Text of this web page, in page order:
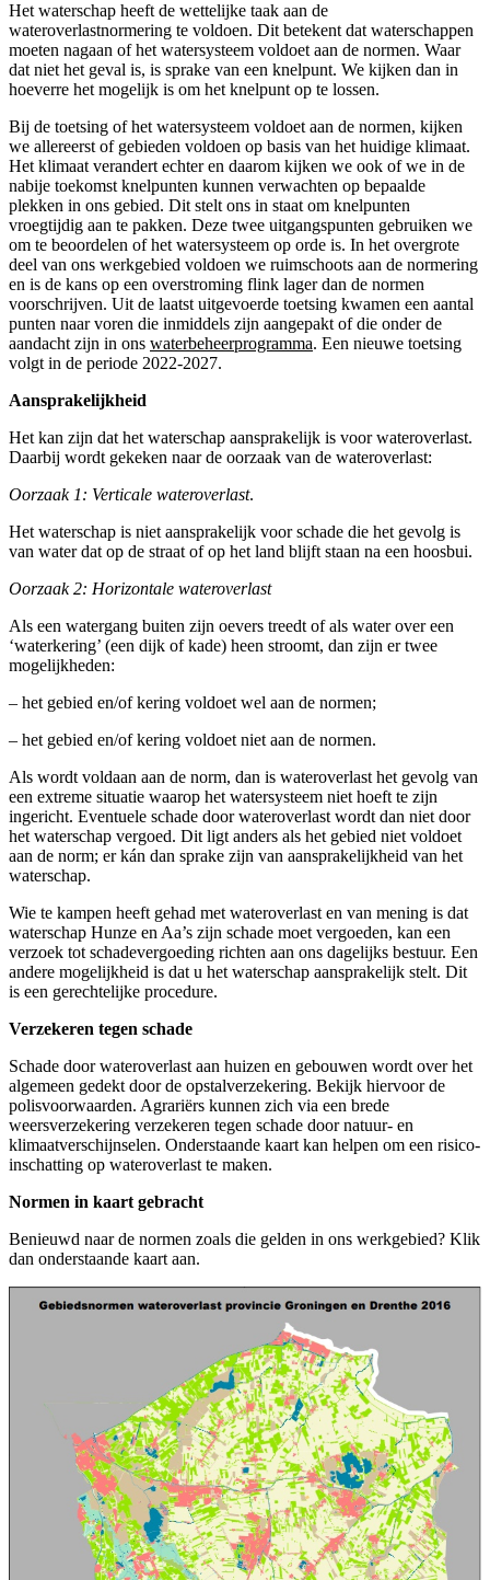
Het waterschap heeft de wettelijke taak aan de
wateroverlastnormering te voldoen. Dit betekent dat waterschappen
moeten nagaan of het watersysteem voldoet aan de normen. Waar
dat niet het geval is, is sprake van een knelpunt. We kijken dan in
hoeverre het mogelijk is om het knelpunt op te lossen.
Bij de toetsing of het watersysteem voldoet aan de normen, kijken
we allereerst of gebieden voldoen op basis van het huidige klimaat.
Het klimaat verandert echter en daarom kijken we ook of we in de
nabije toekomst knel­punten kunnen verwachten op bepaal­de
plekken in ons gebied. Dit stelt ons in staat om knelpunten
vroegtijdig aan te pakken. Deze twee uitgangspunten gebruiken we
om te beoordelen of het watersysteem op orde is. In het overgrote
deel van ons werkgebied voldoen we ruimschoots aan de normering
en is de kans op een overstroming flink lager dan de normen
voorschrijven. Uit de laatst uitgevoerde toetsing kwamen een aantal
punten naar voren die inmiddels zijn aangepakt of die onder de
aandacht zijn in ons waterbeheerprogramma. Een nieuwe toetsing
volgt in de periode 2022-2027.
Aansprakelijkheid
Het kan zijn dat het waterschap aansprakelijk is voor wateroverlast.
Daarbij wordt gekeken naar de oorzaak van de wateroverlast:
Oorzaak 1: Verticale wateroverlast.
Het waterschap is niet aansprakelijk voor schade die het gevolg is
van water dat op de straat of op het land blijft staan na een hoosbui.
Oorzaak 2: Horizontale wateroverlast
Als een watergang buiten zijn oevers treedt of als water over een
‘waterkering’ (een dijk of kade) heen stroomt, dan zijn er twee
mogelijkheden:
– het gebied en/of kering voldoet wel aan de normen;
– het gebied en/of kering voldoet niet aan de normen.
Als wordt voldaan aan de norm, dan is wateroverlast het gevolg van
een extreme situatie waarop het watersysteem niet hoeft te zijn
ingericht. Eventuele schade door wateroverlast wordt dan niet door
het waterschap vergoed. Dit ligt anders als het gebied niet voldoet
aan de norm; er kán dan sprake zijn van aansprakelijkheid van het
waterschap.
Wie te kampen heeft gehad met wateroverlast en van mening is dat
waterschap Hunze en Aa’s zijn schade moet vergoeden, kan een
verzoek tot schadevergoeding richten aan ons dagelijks bestuur. Een
andere mogelijkheid is dat u het waterschap aansprakelijk stelt. Dit
is een gerechtelijke procedure.
Verzekeren tegen schade
Schade door wateroverlast aan huizen en gebouwen wordt over het
algemeen gedekt door de opstalverzekering. Bekijk hiervoor de
polisvoorwaarden. Agrariërs kunnen zich via een brede
weersverzekering verzekeren tegen schade door natuur- en
klimaatverschijnselen. Onderstaande kaart kan helpen om een risico-
inschatting op wateroverlast te maken.
Normen in kaart gebracht
Benieuwd naar de normen zoals die gelden in ons werkgebied? Klik
dan onderstaande kaart aan.